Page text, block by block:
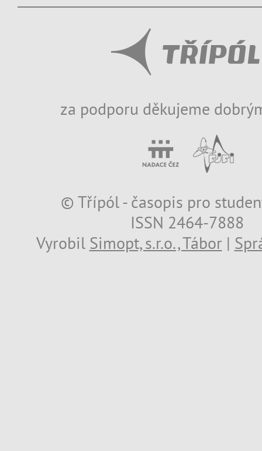
za podporu děkujeme
© Třípól - časopis pro
ISSN 2464-7888
Vyrobil Simopt, s.r.o., Tábor |